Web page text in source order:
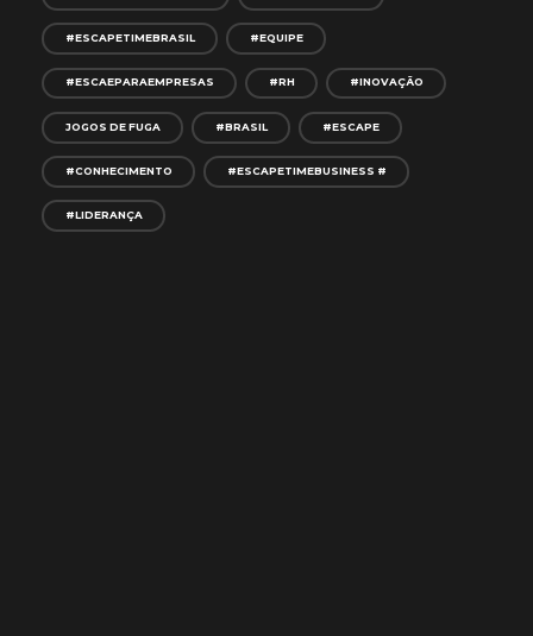
#ESCAPETIMEBRASIL #EQUIPE
#ESCAEPARAEMPRESAS #RH #INOVAÇÃO
JOGOS DE FUGA #BRASIL #ESCAPE
#CONHECIMENTO #ESCAPETIMEBUSINESS #
#LIDERANÇA